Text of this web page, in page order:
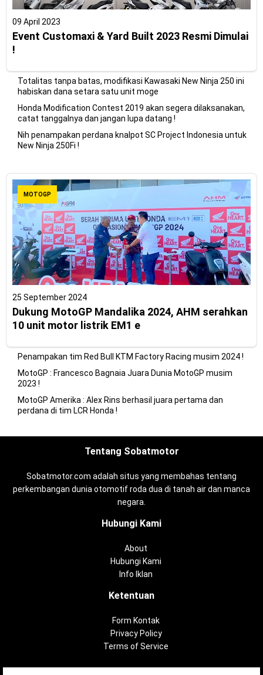
09 April 2023
Event Customaxi & Yard Built 2023 Resmi Dimulai
!
Totalitas tanpa batas, modifikasi Kawasaki New Ninja 250 ini
habiskan dana setara satu unit moge
Honda Modification Contest 2019 akan segera dilaksanakan,
catat tanggalnya dan jangan lupa datang !
Nih penampakan perdana knalpot SC Project Indonesia untuk
New Ninja 250Fi !
MOTOGP
25 September 2024
Dukung MotoGP Mandalika 2024, AHM serahkan
10 unit motor listrik EM1 e
Penampakan tim Red Bull KTM Factory Racing musim 2024 !
MotoGP : Francesco Bagnaia Juara Dunia MotoGP musim
2023 !
MotoGP Amerika : Alex Rins berhasil juara pertama dan
perdana di tim LCR Honda !
Tentang Sobatmotor
Sobatmotor.com adalah situs yang membahas tentang
perkembangan dunia otomotif roda dua di tanah air dan manca
negara.
Hubungi Kami
About
Hubungi Kami
Info Iklan
Ketentuan
Form Kontak
Privacy Policy
Terms of Service